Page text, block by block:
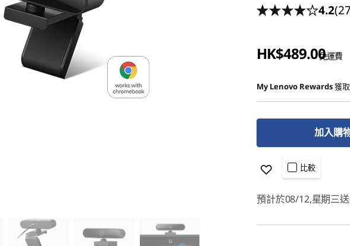
4.2
HK$489.00免運費
My Lenovo Rewards獲取
加入購
比較
預計於08/12,星期三